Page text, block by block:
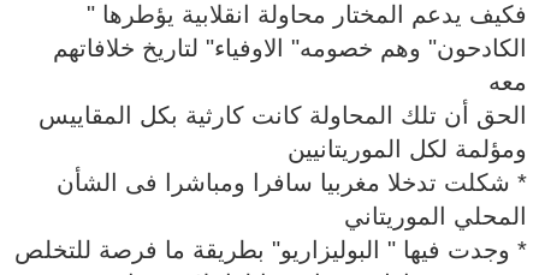
فكيف يدعم المختار محاولة انقلابية يؤطرها "
الكادحون" وهم خصومه" الاوفياء" لتاريخ خلافاتهم
معه
الحق أن تلك المحاولة كانت كارثية بكل المقاييس
ومؤلمة لكل الموريتانيين
* شكلت تدخلا مغربيا سافرا ومباشرا فى الشأن
المحلي الموريتاني
* وجدت فيها " البوليزاريو" بطريقة ما فرصة للتخلص